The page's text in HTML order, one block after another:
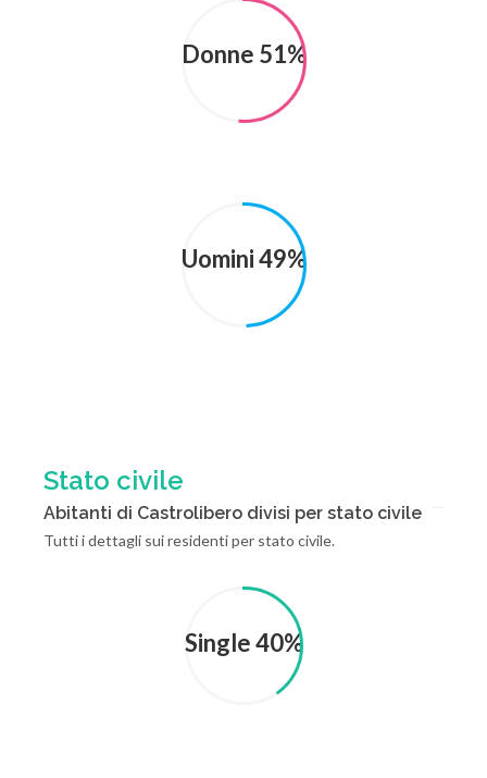
Donne 51%
Uomini 49%
Stato civile
Abitanti di Castrolibero divisi per stato civile
Tutti i dettagli sui residenti per stato civile.
Single 40%